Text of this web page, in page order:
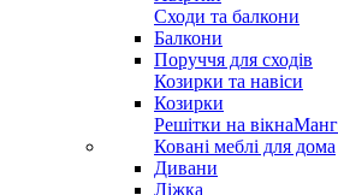
Сходи та балкони
Балкони
Поруччя для сходів
Козирки та навіси
Козирки
Решітки на вікна
Ковані меблі для дома
Дивани
Ліжка